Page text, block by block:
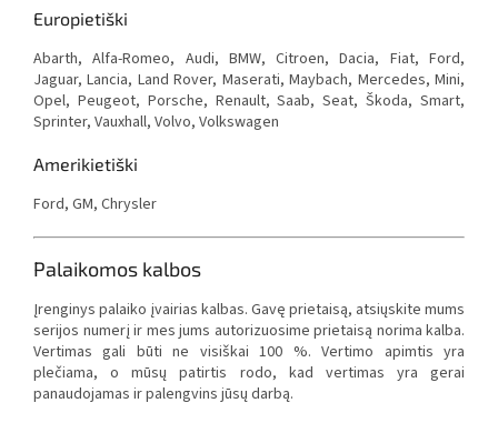
Europietiški
Abarth, Alfa-Romeo, Audi, BMW, Citroen, Dacia, Fiat, Ford,
Jaguar, Lancia, Land Rover, Maserati, Maybach, Mercedes, Mini,
Opel, Peugeot, Porsche, Renault, Saab, Seat, Škoda, Smart,
Sprinter, Vauxhall, Volvo, Volkswagen
Amerikietiški
Ford, GM, Chrysler
Palaikomos kalbos
Įrenginys palaiko įvairias kalbas. Gavę prietaisą, atsiųskite mums
serijos numerį ir mes jums autorizuosime prietaisą norima kalba.
Vertimas gali būti ne visiškai 100 %. Vertimo apimtis yra
plečiama, o mūsų patirtis rodo, kad vertimas yra gerai
panaudojamas ir palengvins jūsų darbą.